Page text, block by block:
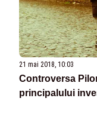
21 mai 2018, 10:03
Controversa
principalului